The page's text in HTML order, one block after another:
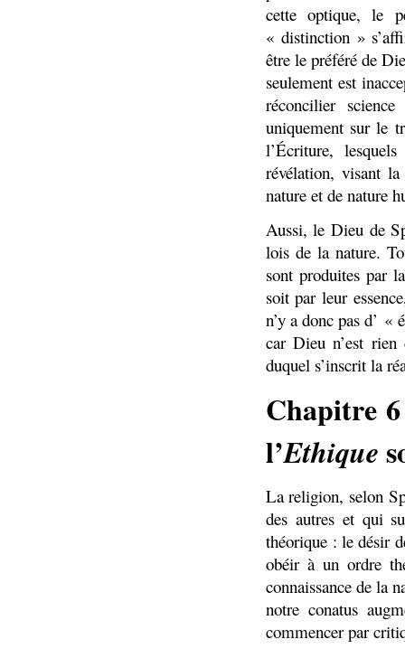
cette optique, le
« distinction »
être le préféré de
seulement est
réconcilier
uniquement sur le
l’Écriture,
révélation, visant
nature et de nature
Aussi, le Dieu de
lois de la nature.
sont produites par
soit par leur
n’y a donc pas d’ «
car Dieu n’est rien
duquel s’inscrit la
Chapitre
l’Ethique
La religion, selon
des autres et qui
théorique : le désir
obéir à un ordre
connaissance de la
notre conatus
commencer par